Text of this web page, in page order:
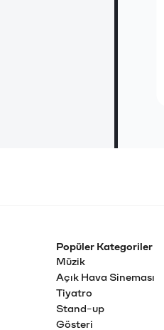
Popüler Kategoriler
Müzik
Açık Hava Sineması
Tiyatro
Stand-up
Gösteri